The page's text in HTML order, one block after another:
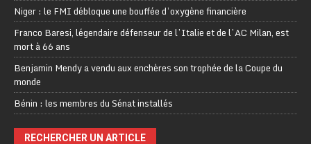
Niger : le FMI débloque une bouffée d’oxygène financière
Franco Baresi, légendaire défenseur de l’Italie et de l’AC Milan, est
mort à 66 ans
Benjamin Mendy a vendu aux enchères son trophée de la Coupe du
monde
Bénin : les membres du Sénat installés
RECHERCHER UN ARTICLE